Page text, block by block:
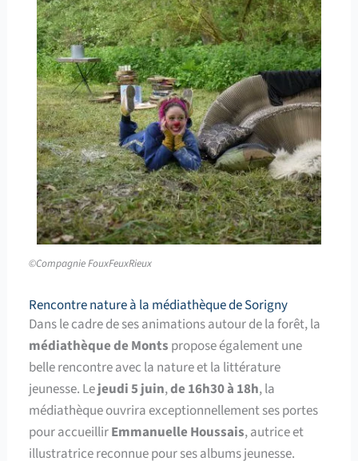
©Compagnie FouxFeuxRieux
Rencontre nature à la médiathèque de Sorigny
Dans le cadre de ses animations autour de la forêt, la
médiathèque de Monts propose également une
belle rencontre avec la nature et la littérature
jeunesse. Lejeudi 5 juin,de 16h30 à 18h, la
médiathèque ouvrira exceptionnellement ses portes
pour accueillirEmmanuelle Houssais, autrice et
illustratrice reconnue pour ses albums jeunesse.